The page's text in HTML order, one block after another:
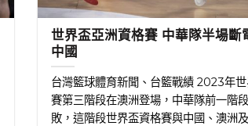
世界盃亞洲資格賽 中華隊半場斷
中國
台灣籃球體育新聞、台籃戰績 2023年
賽第三階段在澳洲登場，中華隊前一階
敗，這階段世界盃資格賽與中國、澳洲